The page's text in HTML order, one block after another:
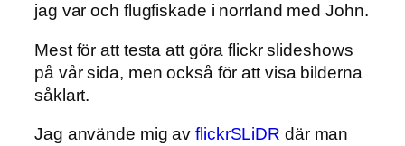
jag var och flugfiskade i norrland med John.
Mest för att testa att göra flickr slideshows
på vår sida, men också för att visa bilderna
såklart.
Jag använde mig avflickrSLiDR där man